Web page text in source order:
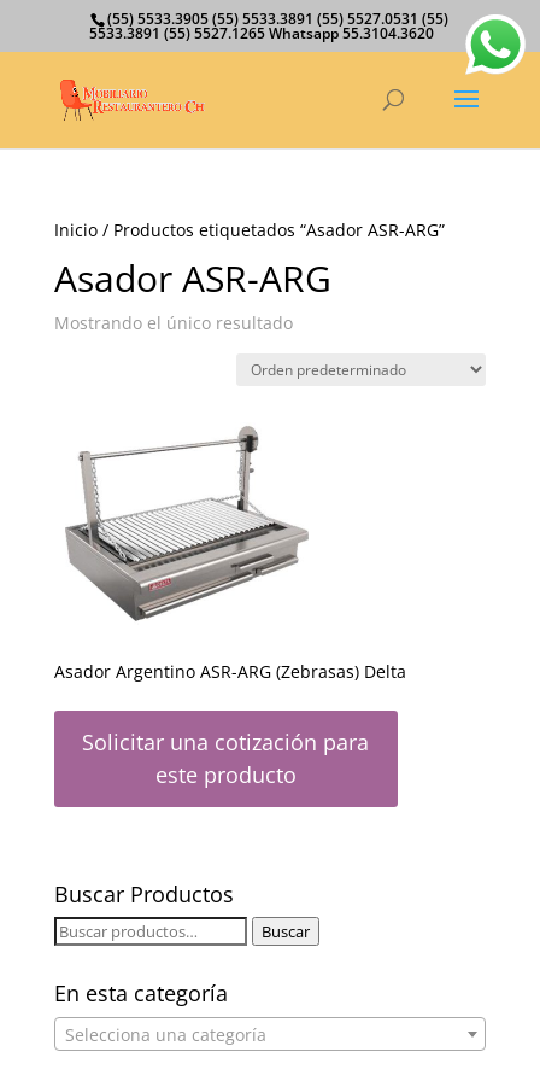
(55) 5533.3905 (55) 5533.3891 (55) 5527.0531 (55)
5533.3891 (55) 5527.1265 Whatsapp 55.3104.3620
Inicio/ Productos etiquetados “Asador ASR-ARG”
Asador ASR-ARG
Mostrando el único resultado
Asador Argentino ASR-ARG (Zebrasas) Delta
Solicitar una cotización para
este producto
Buscar Productos
Buscar
Buscar
En esta categoría
Selecciona una categoría